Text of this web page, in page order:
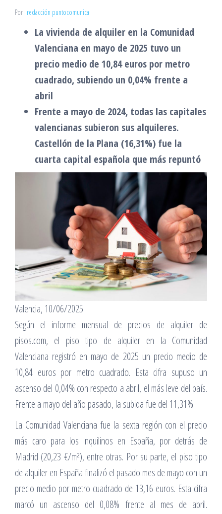
Por redacción puntocomunica
La vivienda de alquiler en la Comunidad
Valenciana en mayo de 2025 tuvo un
precio medio de 10,84 euros por metro
cuadrado, subiendo un 0,04% frente a
abril
Frente a mayo de 2024, todas las capitales
valencianas subieron sus alquileres.
Castellón de la Plana (16,31%) fue la
cuarta capital española que más repuntó
Valencia, 10/06/2025
Según el informe mensual de precios de alquiler de
pisos.com, el piso tipo de alquiler en la Comunidad
Valenciana registró en mayo de 2025 un precio medio de
10,84 euros por metro cuadrado. Esta cifra supuso un
ascenso del 0,04% con respecto a abril, el más leve del país.
Frente a mayo del año pasado, la subida fue del 11,31%.
La Comunidad Valenciana fue la sexta región con el precio
más caro para los inquilinos en España, por detrás de
Madrid (20,23 €/m²), entre otras. Por su parte, el piso tipo
de alquiler en España finalizó el pasado mes de mayo con un
precio medio por metro cuadrado de 13,16 euros. Esta cifra
marcó un ascenso del 0,08% frente al mes de abril.